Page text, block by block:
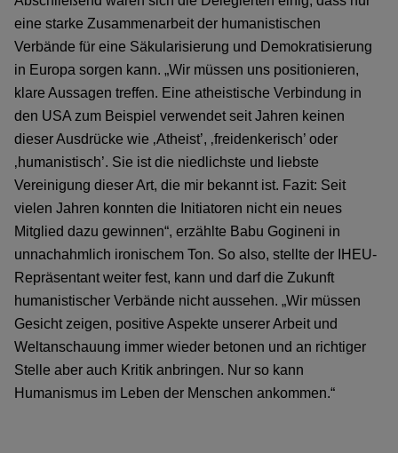
eine starke Zusammenarbeit der humanistischen
Verbände für eine Säkularisierung und Demokratisierung
in Europa sorgen kann. „Wir müssen uns positionieren,
klare Aussagen treffen. Eine atheistische Verbindung in
den USA zum Beispiel verwendet seit Jahren keinen
dieser Ausdrücke wie ‚Atheist’, ‚freidenkerisch’ oder
‚humanistisch’. Sie ist die niedlichste und liebste
Vereinigung dieser Art, die mir bekannt ist. Fazit: Seit
vielen Jahren konnten die Initiatoren nicht ein neues
Mitglied dazu gewinnen“, erzählte Babu Gogineni in
unnachahmlich ironischem Ton. So also, stellte der IHEU-
Repräsentant weiter fest, kann und darf die Zukunft
humanistischer Verbände nicht aussehen. „Wir müssen
Gesicht zeigen, positive Aspekte unserer Arbeit und
Weltanschauung immer wieder betonen und an richtiger
Stelle aber auch Kritik anbringen. Nur so kann
Humanismus im Leben der Menschen ankommen.“